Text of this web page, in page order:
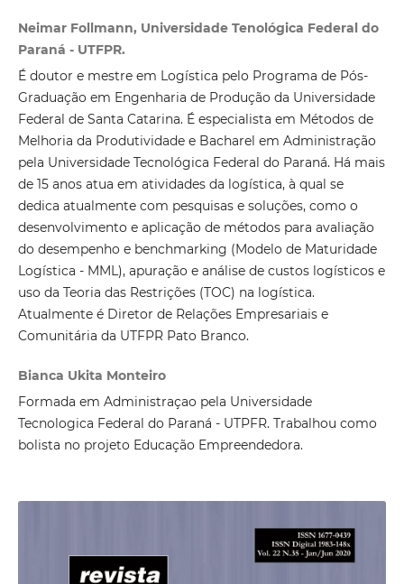
Neimar Follmann, Universidade Tenológica Federal do
Paraná - UTFPR.
É doutor e mestre em Logística pelo Programa de Pós-
Graduação em Engenharia de Produção da Universidade
Federal de Santa Catarina. É especialista em Métodos de
Melhoria da Produtividade e Bacharel em Administração
pela Universidade Tecnológica Federal do Paraná. Há mais
de 15 anos atua em atividades da logística, à qual se
dedica atualmente com pesquisas e soluções, como o
desenvolvimento e aplicação de métodos para avaliação
do desempenho e benchmarking (Modelo de Maturidade
Logística - MML), apuração e análise de custos logísticos e
uso da Teoria das Restrições (TOC) na logística.
Atualmente é Diretor de Relações Empresariais e
Comunitária da UTFPR Pato Branco.
Bianca Ukita Monteiro
Formada em Administraçao pela Universidade
Tecnologica Federal do Paraná - UTPFR. Trabalhou como
bolista no projeto Educação Empreendedora.